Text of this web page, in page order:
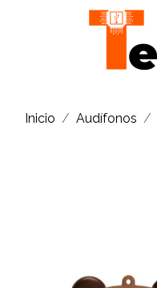
Inicio Audífonos